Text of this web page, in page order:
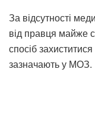
За відсутності
від правця майже
спосіб
зазначають у МОЗ.